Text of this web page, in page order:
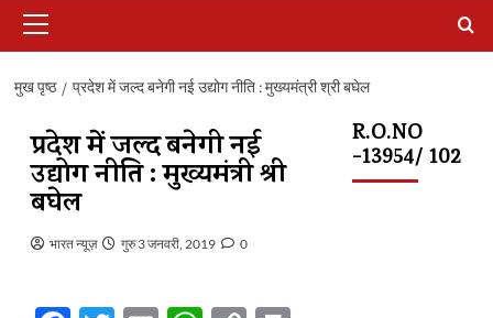
सूची
मुख पृष्ठ प्रदेश में जल्द बनेगी नई उद्योग नीति : मुख्यमंत्री श्री बघेल
प्रदेश में जल्द बनेगी नई
उद्योग नीति : मुख्यमंत्री श्री
बघेल
भारत न्यूज़ गुरु 3 जनवरी, 2019 0
R.O.NO
-13954/ 102